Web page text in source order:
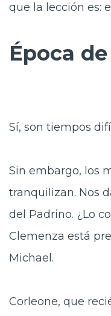
que la lección es:
Época
Sí, son tiempos
Sin embargo, los
tranquilizan. Nos
del Padrino. ¿Lo
Clemenza está
Michael.
Corleone, que